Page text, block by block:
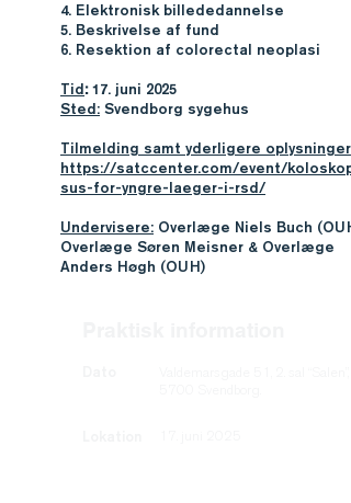
4. Elektronisk billededannelse
5. Beskrivelse af fund
6. Resektion af colorectal neoplasi
Tid:17. juni 2025
Sted: Svendborg sygehus
Tilmelding samt yderligere oplysninger:
https://satccenter.com/event/
sus-for-yngre-laeger-i-rsd/
Undervisere: Overlæge Niels Buch
Overlæge Søren Meisner & Overlæge
Anders Høgh (OUH)